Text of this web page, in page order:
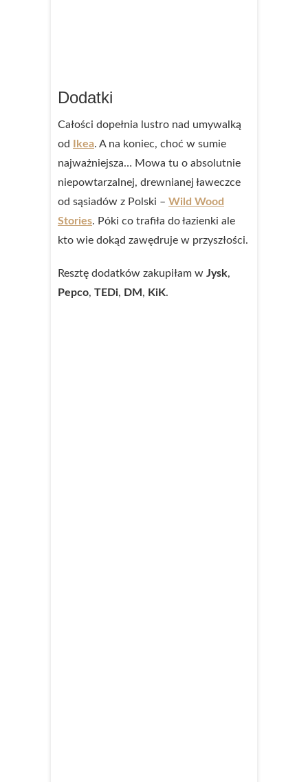
Dodatki
Całości dopełnia lustro nad umywalką
od
Ikea. A na koniec, choć w sumie
najważniejsza… Mowa tu o absolutnie
niepowtarzalnej, drewnianej ławeczce
od sąsiadów z Polski – Wild Wood
Stories. Póki co trafiła do łazienki ale
kto wie dokąd zawędruje w przyszłości.
Resztę dodatków zakupiłam w Jysk,
Pepco, TEDi, DM , KiK.